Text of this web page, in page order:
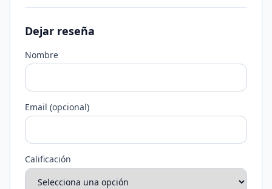
Dejar reseña
Nombre
Email (opcional)
Calificación